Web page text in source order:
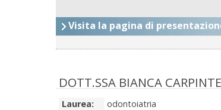
Visita la pagina di
DOTT.SSA BIANCA
Laurea:
odontoiatria